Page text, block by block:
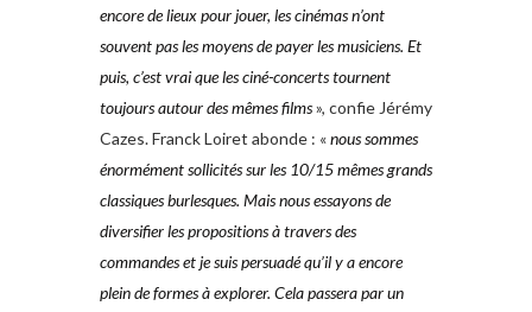
encore de lieux pour jouer, les cinémas n’ont
souvent pas les moyens de payer les musiciens. Et
puis, c’est vrai que les ciné-concerts tournent
toujours autour des mêmes films», confie Jérémy
Cazes. Franck Loiret abonde : «nous sommes
énormément sollicités sur les 10/15 mêmes grands
classiques burlesques. Mais nous essayons de
diversifier les propositions à travers des
commandes et je suis persuadé qu’il y a encore
plein de formes à explorer. Cela passera par un